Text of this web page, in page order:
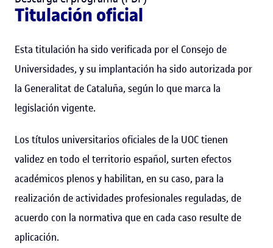
Titulación oficial
Esta titulación ha sido verificada por el Consejo de
Universidades, y su implantación ha sido autorizada por
la Generalitat de Cataluña, según lo que marca la
legislación vigente.
Los títulos universitarios oficiales de la UOC tienen
validez en todo el territorio español, surten efectos
académicos plenos y habilitan, en su caso, para la
realización de actividades profesionales reguladas, de
acuerdo con la normativa que en cada caso resulte de
aplicación.